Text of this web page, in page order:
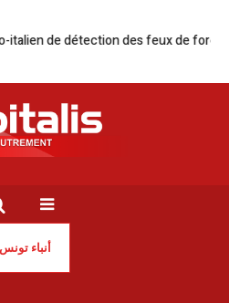
de détection des feux de forêt
أنباء تونس